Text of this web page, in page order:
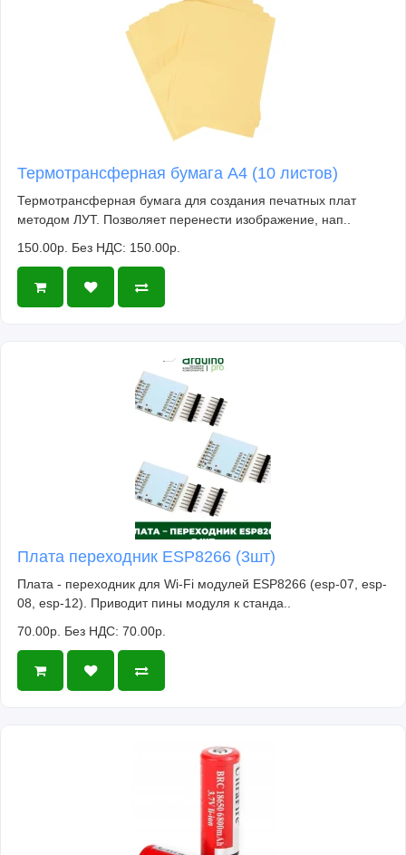
Термотрансферная бумага А4 (10 листов)
Термотрансферная бумага для создания печатных плат
методом ЛУТ. Позволяет перенести изображение, нап..
150.00р. Без НДС: 150.00р.
Плата переходник ESP8266 (3шт)
Плата - переходник для Wi-Fi модулей ESP8266 (esp-07, esp-
08, esp-12). Приводит пины модуля к станда..
70.00р. Без НДС: 70.00р.